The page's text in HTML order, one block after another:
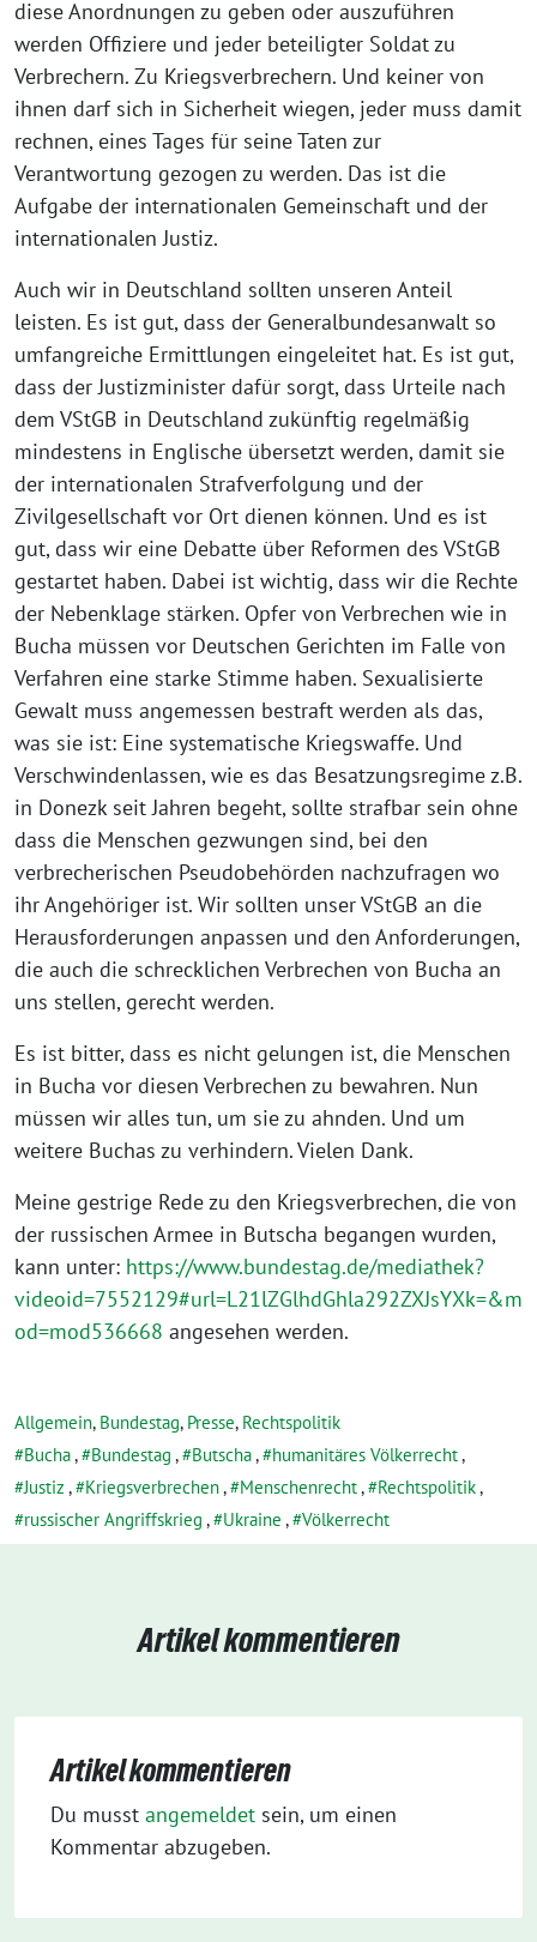
diese Anordnungen zu geben oder auszuführen
werden Offiziere und jeder beteiligter Soldat zu
Verbrechern. Zu Kriegsverbrechern. Und keiner von
ihnen darf sich in Sicherheit wiegen, jeder muss damit
rechnen, eines Tages für seine Taten zur
Verantwortung gezogen zu werden. Das ist die
Aufgabe der internationalen Gemeinschaft und der
internationalen Justiz.
Auch wir in Deutschland sollten unseren Anteil
leisten. Es ist gut, dass der Generalbundesanwalt so
umfangreiche Ermittlungen eingeleitet hat. Es ist gut,
dass der Justizminister dafür sorgt, dass Urteile nach
dem VStGB in Deutschland zukünftig regelmäßig
mindestens in Englische übersetzt werden, damit sie
der internationalen Strafverfolgung und der
Zivilgesellschaft vor Ort dienen können. Und es ist
gut, dass wir eine Debatte über Reformen des VStGB
gestartet haben. Dabei ist wichtig, dass wir die Rechte
der Nebenklage stärken. Opfer von Verbrechen wie in
Bucha müssen vor Deutschen Gerichten im Falle von
Verfahren eine starke Stimme haben. Sexualisierte
Gewalt muss angemessen bestraft werden als das,
was sie ist: Eine systematische Kriegswaffe. Und
Verschwindenlassen, wie es das Besatzungsregime z.B.
in Donezk seit Jahren begeht, sollte strafbar sein ohne
dass die Menschen gezwungen sind, bei den
verbrecherischen Pseudobehörden nachzufragen wo
ihr Angehöriger ist. Wir sollten unser VStGB an die
Herausforderungen anpassen und den Anforderungen,
die auch die schrecklichen Verbrechen von Bucha an
uns stellen, gerecht werden.
Es ist bitter, dass es nicht gelungen ist, die Menschen
in Bucha vor diesen Verbrechen zu bewahren. Nun
müssen wir alles tun, um sie zu ahnden. Und um
weitere Buchas zu verhindern. Vielen Dank.
Meine gestrige Rede zu den Kriegsverbrechen, die von
der russischen Armee in Butscha begangen wurden,
kann unter: https://www.bundestag.de/mediathek?
videoid=7552129#url=L21lZGlhdGhla292ZXJsYXk=&m
od=mod536668 angesehen werden.
Allgemein, Bundestag, Presse, Rechtspolitik
Bucha, Bundestag , Butscha, humanitäres Völkerrecht,
Justiz , Kriegsverbrechen, Menschenrecht, Rechtspolitik,
russischer Angriffskrieg , Ukraine , Völkerrecht
Artikel kommentieren
Artikel kommentieren
Du musst angemeldet sein, um einen
Kommentar abzugeben.